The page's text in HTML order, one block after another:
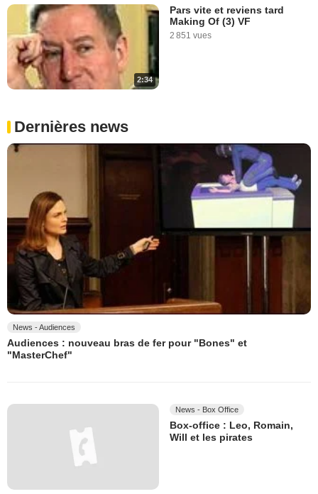
2:34
Pars vite et reviens tard
Making Of (3) VF
2 851 vues
Dernières news
News - Audiences
Audiences : nouveau bras de fer pour "Bones" et
"MasterChef"
News - Box Office
Box-office : Leo, Romain,
Will et les pirates